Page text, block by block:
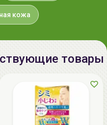
Fruit Extract, Morus
Extract
C&C Co., Ltd.",
Корея, Republic of
TwinTower A-3F, 345-9,
кожа
товары